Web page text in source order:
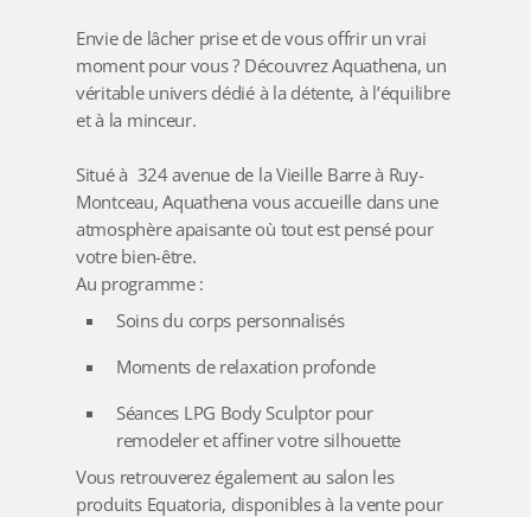
Envie de lâcher prise et de vous offrir un vrai
moment pour vous ? DécouvrezAquathena, un
véritable univers dédié à la détente, à l’équilibre
et à la minceur.
Situé à 324 avenue de la Vieille Barre à Ruy-
Montceau, Aquathena vous accueille dans une
atmosphère apaisante où tout est pensé pour
votre bien-être.
Au programme :
Soins du corps personnalisés
Moments de relaxation profonde
Séances LPG Body Sculptor pour
remodeler et affiner votre silhouette
Vous retrouverez également au salon les
produits Equatoria, disponibles à la vente pour